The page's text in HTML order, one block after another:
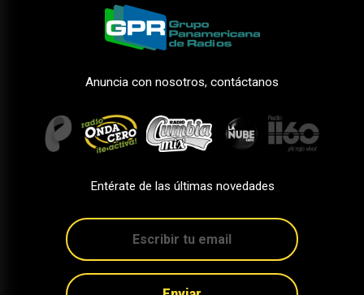
Anuncia con nosotros, contáctanos
Entérate de las últimas novedades